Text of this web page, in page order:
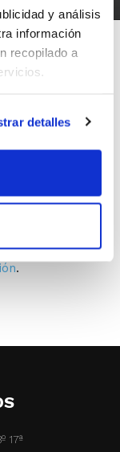
y análisis
información
recopilado a
detalles
lugar el
de las
.
17ª